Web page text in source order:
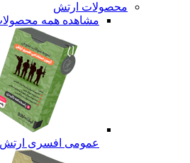
محصولات ارتش
مشاهده همه محصولات
عمومی افسری ارتش